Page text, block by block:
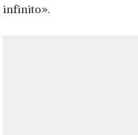
infinito».